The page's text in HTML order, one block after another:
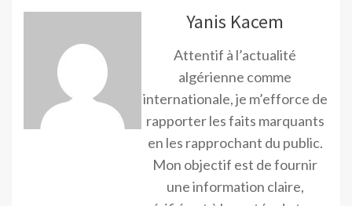
Yanis Kacem
Attentif à l’actualité
algérienne comme
internationale, je m’efforce de
rapporter les faits marquants
en les rapprochant du public.
Mon objectif est de fournir
une information claire,